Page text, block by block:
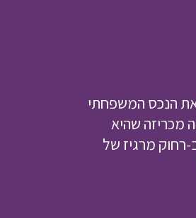
להשיב את הנכס המשפחתי
מכריזה שהיא
רחוק מרגיז של